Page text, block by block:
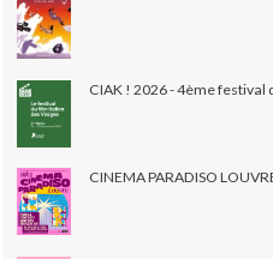
CIAK ! 2026 - 4ème
CINEMA PARADISO